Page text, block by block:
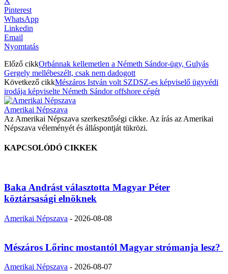
Pinterest
WhatsApp
Linkedin
Email
Nyomtatás
Előző cikkOrbánnak kellemetlen a Németh Sándor-ügy, Gulyás
Gergely mellébeszélt, csak nem dadogott
Következő cikkMészáros István volt SZDSZ-es képviselő ügyvédi
irodája képviselte Németh Sándor offshore cégét
Amerikai Népszava
Az Amerikai Népszava szerkesztőségi cikke. Az írás az Amerikai
Népszava véleményét és álláspontját tükrözi.
KAPCSOLÓDÓ CIKKEK
Baka Andrást választotta Magyar Péter
köztársasági elnöknek
Amerikai Népszava - 2026-08-08
Mészáros Lőrinc mostantól Magyar strómanja lesz?
Amerikai Népszava - 2026-08-07